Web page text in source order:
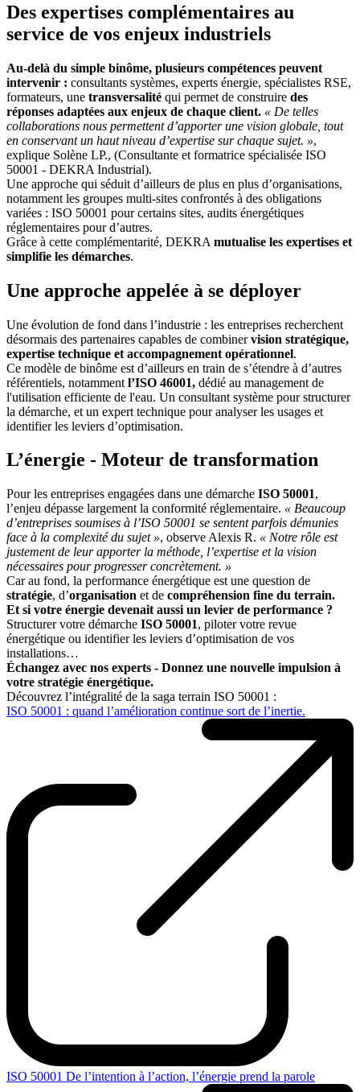
Des expertises complémentaires au
service de vos enjeux industriels
Au-delà du simple binôme, plusieurs compétences peuvent
intervenir : consultants systèmes, experts énergie, spécialistes RSE,
formateurs, une transversalité qui permet de construire des
réponses adaptées aux enjeux de chaque client. « De telles
collaborations nous permettent d’apporter une vision globale, tout
en conservant un haut niveau d’expertise sur chaque sujet. »,
explique Solène LP., (Consultante et formatrice spécialisée ISO
50001 - DEKRA Industrial).
Une approche qui séduit d’ailleurs de plus en plus d’organisations,
notamment les groupes multi-sites confrontés à des obligations
variées : ISO 50001 pour certains sites, audits énergétiques
réglementaires pour d’autres.
Grâce à cette complémentarité, DEKRA mutualise les expertises et
simplifie les démarches.
Une approche appelée à se déployer
Une évolution de fond dans l’industrie : les entreprises recherchent
désormais des partenaires capables de combinervision stratégique,
expertise technique et accompagnement opérationnel.
Ce modèle de binôme est d’ailleurs en train de s’étendre à d’autres
référentiels, notamment l’ISO 46001, dédié au management de
l'utilisation efficiente de l'eau. Un consultant système pour structurer
la démarche, et un expert technique pour analyser les usages et
identifier les leviers d’optimisation.
L’énergie - Moteur de transformation
Pour les entreprises engagées dans une démarche ISO 50001,
l’enjeu dépasse largement la conformité réglementaire. « Beaucoup
d’entreprises soumises à l’ISO 50001 se sentent parfois démunies
face à la complexité du sujet », observe Alexis R. « Notre rôle est
justement de leur apporter la méthode, l’expertise et la vision
nécessaires pour progresser concrètement. »
Car au fond, la performance énergétique est une question de
stratégie, d’organisation et de compréhension fine du terrain.
Et si votre énergie devenait aussi un levier de performance ?
Structurer votre démarche ISO 50001, piloter votre revue
énergétique ou identifier les leviers d’optimisation de vos
installations…
Échangez avec nos experts - Donnez une nouvelle impulsion à
votre stratégie énergétique.
Découvrez l’intégralité de la saga terrain ISO 50001 :
ISO 50001 : quand l’amélioration continue sort de l’inertie.
ISO 50001 De l’intention à l’action, l’énergie prend la parole